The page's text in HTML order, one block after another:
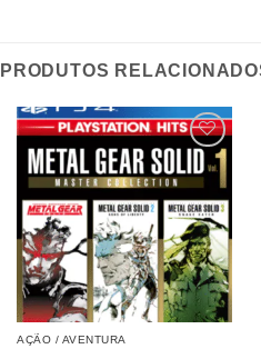
PRODUTOS
AÇÃO / AVENTURA